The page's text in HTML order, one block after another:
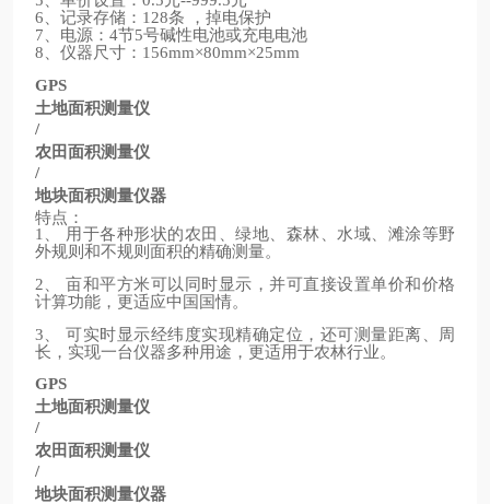
6 、记录存储： 128条 ，掉电保护
7 、电源： 4节5号碱性电池或充电电池
8 、仪器尺寸： 156mm×80mm×25mm
GPS
土地面积测量仪
/
农田面积测量仪
/
地块面积测量仪器
特点：
1
用于各种形状的农田、绿地、森林、水域、滩涂等野
外规则和不规则面积的精确测量。
2
亩和平方米可以同时显示，并可直接设置单价和价格
计算功能，更适应中国国情。
3
可实时显示经纬度实现精确定位，还可测量距离、周
长，实现一台仪器多种用途，更适用于农林行业。
GPS
土地面积测量仪
/
农田面积测量仪
/
地块面积测量仪器